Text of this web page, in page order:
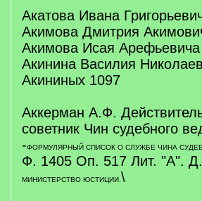
Акатова Ивана
Акимова Дмитрия
Акимова Исая
Акинина Василия
Акининых 1097
Аккерман А.Ф.
советник Чин судебного
-ФОРМУЛЯРНЫЙ СПИСОК О СЛУЖБЕ ЧИНА
Ф. 1405 Оп. 517 Лит. "А". Д.
МИНИСТЕРСТВО ЮСТИЦИИ. \